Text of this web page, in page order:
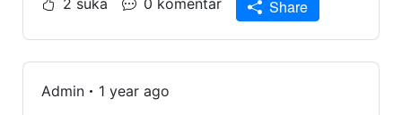
2 suka 0 komentar Share
Admin 1 year ago